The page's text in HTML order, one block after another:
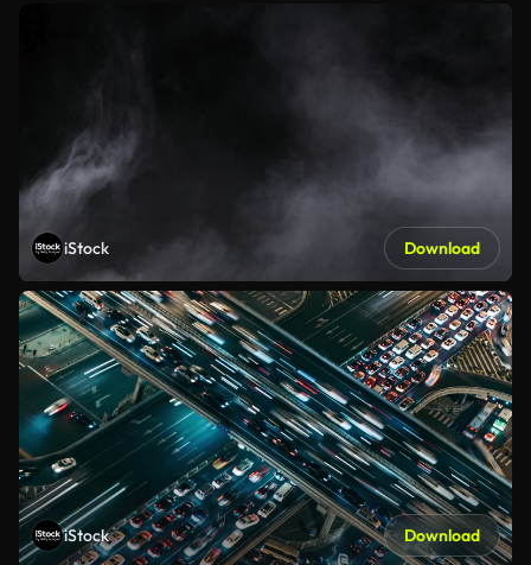
iStock Download
iStock Download